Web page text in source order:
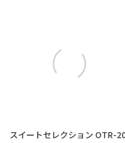
スイートセレクション OTR-